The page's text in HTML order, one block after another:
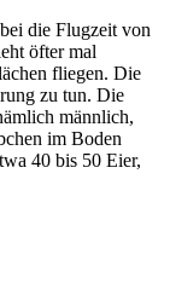
die Flugzeit von
öfter mal
fliegen. Die
zu tun. Die
männlich,
im Boden
40 bis 50 Eier,